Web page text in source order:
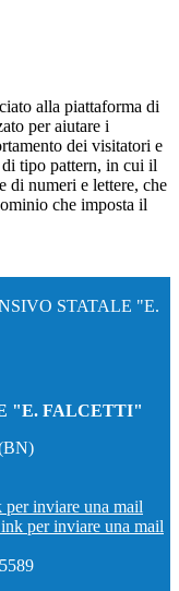
alla piattaforma di
per aiutare i
dei visitatori e
tipo pattern, in cui il
di numeri e lettere, che
che imposta il
STATALE "E.
"E. FALCETTI"
inviare una mail
per inviare una mail